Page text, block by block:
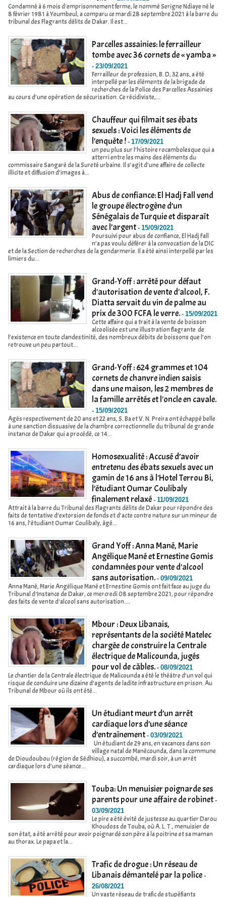
Condamné à 6 mois d'emprisonnement ferme, le nommé Serigne Ndiaye né le
8 février 1981 à Yeumbeul, a comparu ce mardi 28 septembre 2021 à la barre du
tribunal des Flagrants délits de Dakar. Il est...
Parcelles assainies: le ferrailleur
tombe avec 36 cornets de « yamba »
- 23/09/2021
Ferrailleur de profession, B. D, 32 ans, a été
interpellé par les éléments de la brigade de
recherches de la Police des Parcelles Assainies
au cours d’une opération de sécurisation. Ce récidiviste,...
Chauffeur qui filmait ses ébats
sexuels : Voici les éléments de
l’enquête ! - 17/09/2021
un peu plus sur l’histoire rocambolesque qui a
atterri entre les mains des éléments du
commissaire Sangaré de la Sureté urbaine. Il s’agit d’une affaire de collecte
illicite et diffusion d’images à...
Abus de confiance: El Hadj Fall vend
le groupe électrogène d’un
Sénégalais de Turquie et disparaît
avec l’argent - 15/09/2021
Poursuivi pour abus de confiance, El Hadj Fall
n’a pas voulu déférer à la convocation de la DIC
et de la Section de recherches de la gendarmerie. Il a été ainsi interpellé par les
limiers du...
Grand-Yoff : arrêté pour défaut
d'autorisation de vente d'alcool, F.
Diatta servait du vin de palme au
prix de 300 FCFA le verre. - 15/09/2021
Cette affaire qui a trait à la vente de boisson
alcoolisée est une illustration flagrante de
l’existence en toute clandestinité, des nombreux débits de boissons que l’on
retrouve un peu partout...
Grand-Yoff : 624 grammes et 104
cornets de chanvre indien saisis
dans une maison, les 2 membres de
la famille arrêtés et l'oncle en cavale.
- 15/09/2021
Agés respectivement de 20 ans et 22 ans, S. Ba et V. N. Preira ont échappé belle
à une sanction dissuasive de la chambre correctionnelle du tribunal de grande
instance de Dakar qui a procédé, ce 14...
Homosexualité : Accusé d’avoir
entretenu des ébats sexuels avec un
gamin de 16 ans à l'Hotel Terrou Bi,
l’étudiant Oumar Coulibaly
finalement relaxé - 11/09/2021
Attrait à la barre du Tribunal des Flagrants délits de Dakar pour répondre des
faits de tentative d’extorsion de fonds et d’acte contre nature sur un mineur de
16 ans, l’étudiant Oumar Coulibaly, âgé...
Grand Yoff : Anna Mané, Marie
Angélique Mané et Ernestine Gomis
condamnées pour vente d'alcool
sans autorisation. - 09/09/2021
Anna Mané, Marie Angélique Mané et Ernestine Gomis ont fait face au juge du
Tribunal d'Instance de Dakar, ce mercredi 08 septembre 2021, pour répondre
des faits de vente d'alcool sans autorisation....
Mbour : Deux Libanais,
représentants de la société Matelec
chargée de construire la Centrale
électrique de Malicounda, jugés
pour vol de câbles. - 08/09/2021
Le chantier de la Centrale électrique de Malicounda a été le théâtre d’un vol qui
risque de conduire une dizaine d’agents de ladite infrastructure en prison. Au
Tribunal de Mbour où ils ont été...
Un étudiant meurt d’un arrêt
cardiaque lors d’une séance
d’entraînement - 03/09/2021
Un étudiant de 29 ans, en vacances dans son
village natal de Manécounda, dans la commune
de Dioudoubou (région de Sédhiou), a succombé, mardi soir, à un arrêt
cardiaque lors d’une séance...
Touba: Un menuisier poignarde ses
parents pour une affaire de robinet -
03/09/2021
Le pire a été évité de justesse au quartier Darou
Khoudoss de Touba, où A. L. T., menuisier de
son état, a été arrêté pour avoir poignardé son père à la poitrine et sa maman
au thorax. Le papa et la...
Trafic de drogue : Un réseau de
Libanais démantelé par la police -
26/08/2021
Un vaste réseau de trafic de stupéfiants